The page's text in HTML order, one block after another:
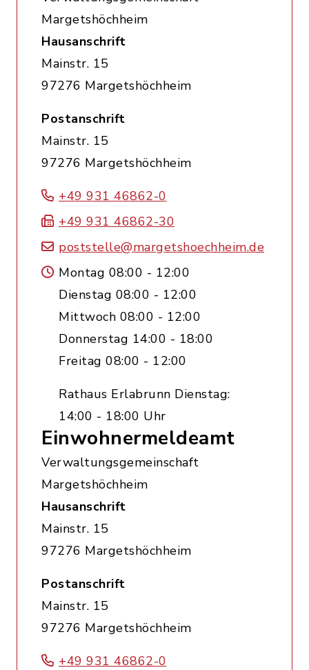
Margetshöchheim
Hausanschrift
Mainstr. 15
97276 Margetshöchheim
Postanschrift
Mainstr. 15
97276 Margetshöchheim
+49 931 46862-0
+49 931 46862-30
poststelle@margetshoechheim.de
Montag 08:00 - 12:00
Dienstag 08:00 - 12:00
Mittwoch 08:00 - 12:00
Donnerstag 14:00 - 18:00
Freitag 08:00 - 12:00
Rathaus Erlabrunn Dienstag:
14:00 - 18:00 Uhr
Einwohnermeldeamt
Verwaltungsgemeinschaft
Margetshöchheim
Hausanschrift
Mainstr. 15
97276 Margetshöchheim
Postanschrift
Mainstr. 15
97276 Margetshöchheim
+49 931 46862-0